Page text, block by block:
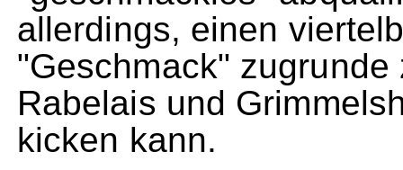
allerdings, einen
"Geschmack"
Rabelais und
kicken kann.